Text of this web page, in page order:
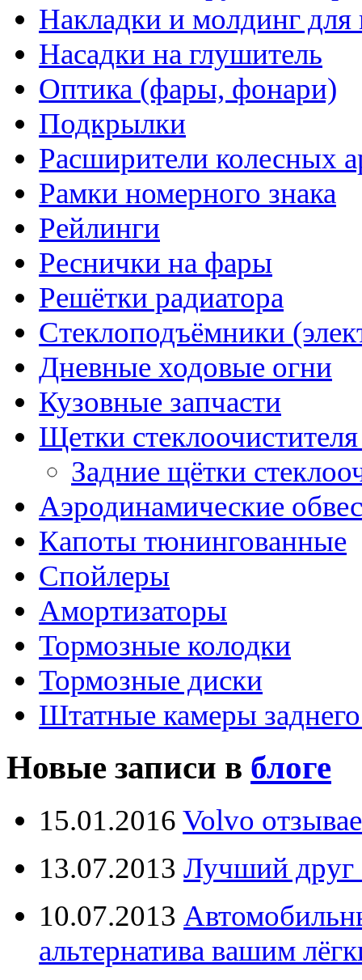
Накладки и молдинг для
Насадки на глушитель
Оптика (фары, фонари)
Подкрылки
Расширители колесных
Рамки номерного знака
Рейлинги
Реснички на фары
Решётки радиатора
Стеклоподъёмники
Дневные ходовые огни
Кузовные запчасти
Щетки
Задние щётки
Аэродинамические
Капоты тюнингованные
Спойлеры
Амортизаторы
Тормозные колодки
Тормозные диски
Штатные камеры
Новые записи в блоге
15.01.2016 Volvo
13.07.2013 Лучший друг
10.07.2013
альтернатива вашим